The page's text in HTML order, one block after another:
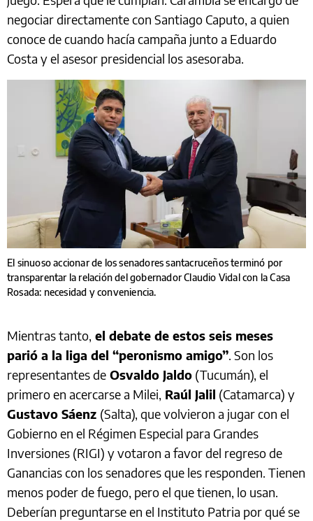
negociar directamente con Santiago Caputo, a quien
conoce de cuando hacía campaña junto a Eduardo
Costa y el asesor presidencial los asesoraba.
El sinuoso accionar de los senadores santacruceños terminó por
transparentar la relación del gobernador Claudio Vidal con la Casa
Rosada: necesidad y conveniencia.
Mientras tanto, el debate de estos seis meses
parió a la liga del “peronismo amigo”. Son los
representantes de Osvaldo Jaldo (Tucumán), el
primero en acercarse a Milei, Raúl Jalil (Catamarca) y
Gustavo Sáenz (Salta), que volvieron a jugar con el
Gobierno en el Régimen Especial para Grandes
Inversiones (RIGI) y votaron a favor del regreso de
Ganancias con los senadores que les responden. Tienen
menos poder de fuego, pero el que tienen, lo usan.
Deberían preguntarse en el Instituto Patria por qué se